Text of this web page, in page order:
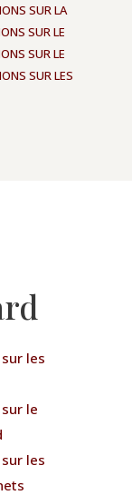
SUR LA
SUR LE
SUR LE
SUR LES
les
le
les